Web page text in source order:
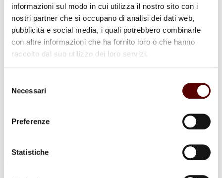
informazioni sul modo in cui utilizza il nostro sito con i
nostri partner che si occupano di analisi dei dati web,
pubblicità e social media, i quali potrebbero combinarle
con altre informazioni che ha fornito loro o che hanno
raccolto dal suo utilizzo dei loro servizi.
delNecessari
Preferenze
Statistiche
per:
Rosalia Calzolari
Condividi